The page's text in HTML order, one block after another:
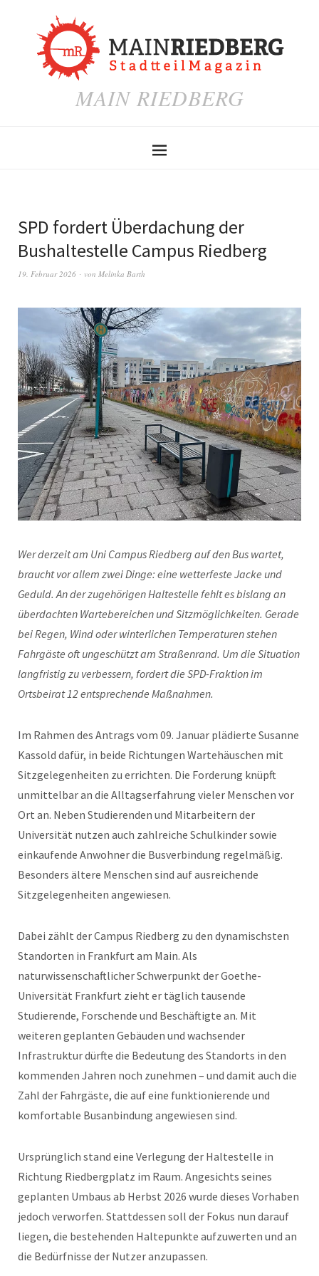
MAIN RIEDBERG
SPD fordert Überdachung der
Bushaltestelle Campus Riedberg
19. Februar 2026 von Melinka Barth
Wer derzeit am Uni Campus Riedberg auf den Bus wartet,
braucht vor allem zwei Dinge: eine wetterfeste Jacke und
Geduld. An der zugehörigen Haltestelle fehlt es bislang an
überdachten Wartebereichen und Sitzmöglichkeiten. Gerade
bei Regen, Wind oder winterlichen Temperaturen stehen
Fahrgäste oft ungeschützt am Straßenrand. Um die Situation
langfristig zu verbessern, fordert die SPD-Fraktion im
Ortsbeirat 12 entsprechende Maßnahmen.
Im Rahmen des Antrags vom 09. Januar plädierte Susanne
Kassold dafür, in beide Richtungen Wartehäuschen mit
Sitzgelegenheiten zu errichten. Die Forderung knüpft
unmittelbar an die Alltagserfahrung vieler Menschen vor
Ort an. Neben Studierenden und Mitarbeitern der
Universität nutzen auch zahlreiche Schulkinder sowie
einkaufende Anwohner die Busverbindung regelmäßig.
Besonders ältere Menschen sind auf ausreichende
Sitzgelegenheiten angewiesen.
Dabei zählt der Campus Riedberg zu den dynamischsten
Standorten in Frankfurt am Main. Als
naturwissenschaftlicher Schwerpunkt der Goethe-
Universität Frankfurt zieht er täglich tausende
Studierende, Forschende und Beschäftigte an. Mit
weiteren geplanten Gebäuden und wachsender
Infrastruktur dürfte die Bedeutung des Standorts in den
kommenden Jahren noch zunehmen – und damit auch die
Zahl der Fahrgäste, die auf eine funktionierende und
komfortable Busanbindung angewiesen sind.
Ursprünglich stand eine Verlegung der Haltestelle in
Richtung Riedbergplatz im Raum. Angesichts seines
geplanten Umbaus ab Herbst 2026 wurde dieses Vorhaben
jedoch verworfen. Stattdessen soll der Fokus nun darauf
liegen, die bestehenden Haltepunkte aufzuwerten und an
die Bedürfnisse der Nutzer anzupassen.